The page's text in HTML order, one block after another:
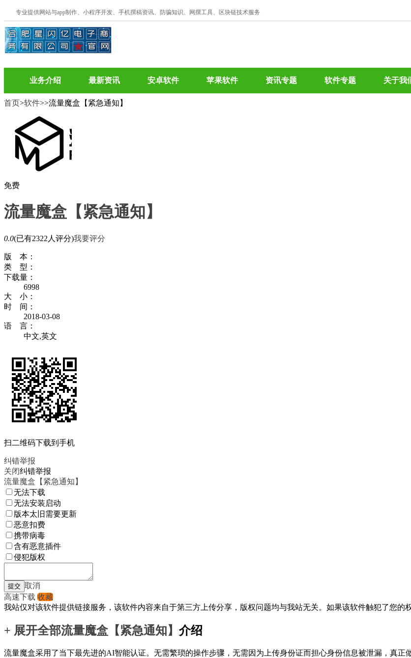
专业提供网站与app制作、小程序开发、手机撰稿资讯、防骗知识、网撰工具、区块链技术服务
业务介绍 最新资讯 安卓软件 苹果软件 资讯专题 软件专题 关于我
首页>软件>>流量魔盒【紧急通知】
免费
流量魔盒【紧急通知】
0.0(已有2322人评分)我要评分
版 本：
类 型：
下载量：
6998
大 小：
时 间：
2018-03-08
语 言：
中文,英文
扫二维码下载到手机
纠错举报
关闭纠错举报
流量魔盒【紧急通知】
无法下载
无法安装启动
版本太旧需要更新
恶意扣费
携带病毒
含有恶意插件
侵犯版权
取消
高速下载 收藏
我站仅对该软件提供链接服务，该软件内容来自于第三方上传分享，版权问题均与我站无关。如果该软件触犯了您的
+ 展开全部流量魔盒【紧急通知】 介绍
流量魔盒采用了当下最先进的AI智能认证。无需繁琐的操作步骤，无需因为上传身份证而担心身份信息被泄漏，真